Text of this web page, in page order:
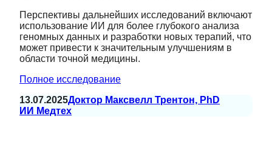
Перспективы дальнейших исследований включают
использование ИИ для более глубокого анализа
геномных данных и разработки новых терапий, что
может привести к значительным улучшениям в
области точной медицины.
Полное исследование
13.07.2025Доктор Максвелл Трентон, PhD
ИИ Медтех